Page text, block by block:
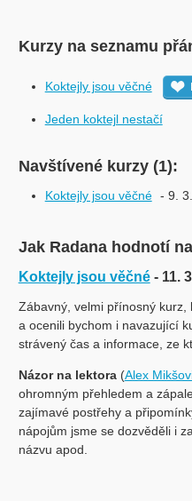
Kurzy na seznamu
Koktejly jsou věčné
Jeden koktejl nestačí
Navštívené kurzy (1):
Koktejly jsou věčné - 9.
Jak Radana hodnotí
Koktejly jsou věčné - 11.
Zábavný, velmi přínosný
a ocenili bychom i navazující
strávený čas a informace, ze
Názor na lektora(Alex
ohromným přehledem a
zajímavé postřehy a
nápojům jsme se dozvěděli i
názvu apod.